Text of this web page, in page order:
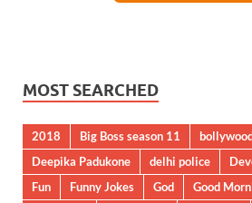
MOST SEARCHED
2018 Big Boss season 11
Deepika Padukone
delhi police
Fun
Funny Jokes God
Good